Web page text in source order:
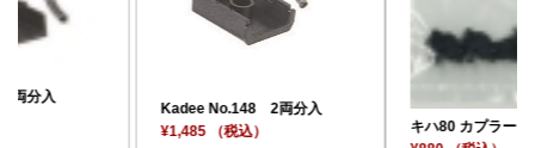
2両分入
キハ80 カプラーセット